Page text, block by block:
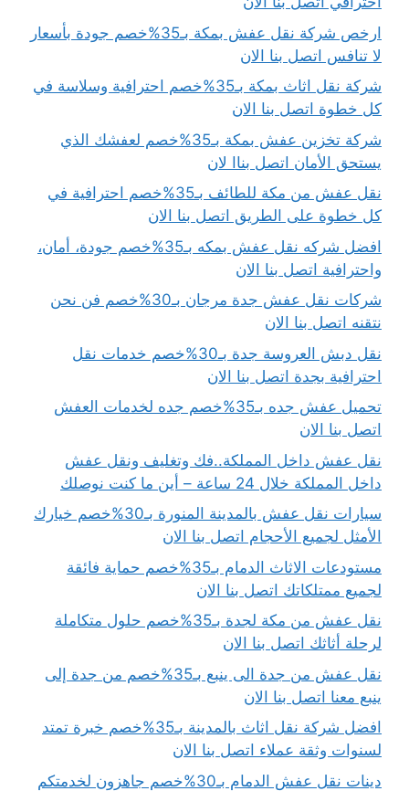
ارخص شركة نقل عفش بمكة بـ35%خصم جودة بأسعار
لا تنافس اتصل بنا الان
شركة نقل اثاث بمكة بـ35%خصم احترافية وسلاسة في
كل خطوة اتصل بنا الان
شركة تخزين عفش بمكة بـ35%خصم لعفشك الذي
يستحق الأمان اتصل بناا لان
نقل عفش من مكة للطائف بـ35%خصم احترافية في
كل خطوة على الطريق اتصل بنا الان
افضل شركه نقل عفش بمكه بـ35%خصم جودة، أمان،
واحترافية اتصل بنا الان
شركات نقل عفش جدة مرجان بـ30%خصم فن نحن
نتقنه اتصل بنا الان
نقل دبش العروسة جدة بـ30%خصم خدمات نقل
احترافية بجدة اتصل بنا الان
تحميل عفش جده بـ35%خصم جده لخدمات العفش
اتصل بنا الان
نقل عفش داخل المملكة..فك وتغليف ونقل عفش
داخل المملكة خلال 24 ساعة – أين ما كنت نوصلك
سيارات نقل عفش بالمدينة المنورة بـ30%خصم خيارك
الأمثل لجميع الأحجام اتصل بنا الان
مستودعات الاثاث الدمام بـ35%خصم حماية فائقة
لجميع ممتلكاتك اتصل بنا الان
نقل عفش من مكة لجدة بـ35%خصم حلول متكاملة
لرحلة أثاثك اتصل بنا الان
نقل عفش من جدة الى ينبع بـ35%خصم من جدة إلى
ينبع معنا اتصل بنا الان
افضل شركة نقل اثاث بالمدينة بـ35%خصم خبرة تمتد
لسنوات وثقة عملاء اتصل بنا الان
دينات نقل عفش الدمام بـ30%خصم جاهزون لخدمتكم